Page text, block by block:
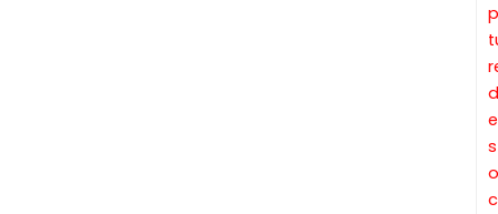
p
d
e
o
c